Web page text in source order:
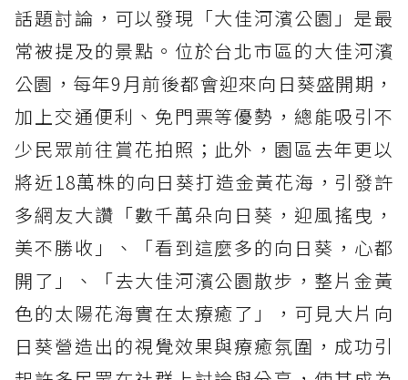
話題討論，可以發現「大佳河濱公園」是最
常被提及的景點。位於台北市區的大佳河濱
公園，每年9月前後都會迎來向日葵盛開期，
加上交通便利、免門票等優勢，總能吸引不
少民眾前往賞花拍照；此外，園區去年更以
將近18萬株的向日葵打造金黃花海，引發許
多網友大讚「數千萬朵向日葵，迎風搖曳，
美不勝收」、「看到這麼多的向日葵，心都
開了」、「去大佳河濱公園散步，整片金黃
色的太陽花海實在太療癒了」，可見大片向
日葵營造出的視覺效果與療癒氛圍，成功引